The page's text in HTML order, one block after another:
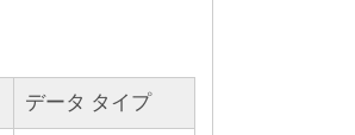
データ タイプ